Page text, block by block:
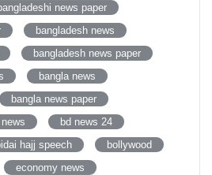
news paper
bangladesh news
bangladesh news paper
bangla news
bangla news paper
news
bd news 24
hajj speech
bollywood
economy news